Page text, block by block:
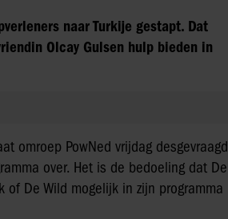
naar Turkije gestapt. Dat
Olcay Gulsen hulp bieden in
omroep PowNed vrijdag desgevraagd
over. Het is de bedoeling dat De
De Wild mogelijk in zijn programma